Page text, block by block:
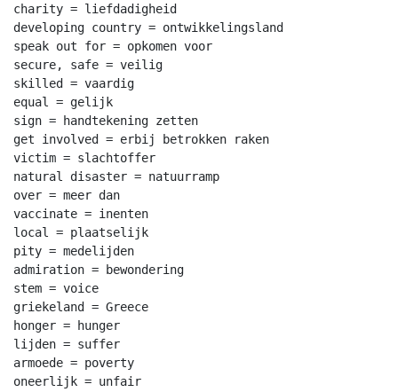
charity = liefdadigheid
developing country = ontwikkelingsland
speak out for = opkomen voor
secure, safe = veilig
skilled = vaardig
equal = gelijk
sign = handtekening zetten
get involved = erbij betrokken raken
victim = slachtoffer
natural disaster = natuurramp
over = meer dan
vaccinate = inenten
local = plaatselijk
pity = medelijden
admiration = bewondering
stem = voice
griekeland = Greece
honger = hunger
lijden = suffer
armoede = poverty
oneerlijk = unfair